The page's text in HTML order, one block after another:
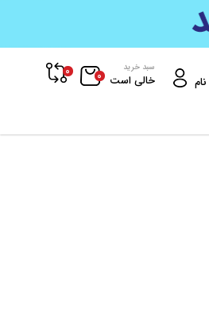
سبد خرید
خالی است 0
0